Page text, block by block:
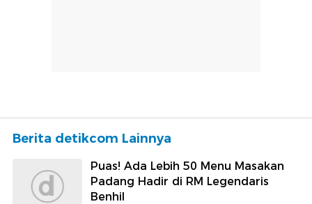
Berita detikcom Lainnya
Puas! Ada Lebih 50 Menu Masakan
Padang Hadir di RM Legendaris
Benhil